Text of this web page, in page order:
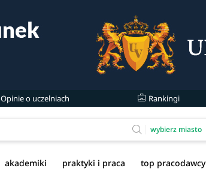
Opinie o uczelniach Rankingi
wybierz miasto
akademiki praktyki i praca top pracodawcy